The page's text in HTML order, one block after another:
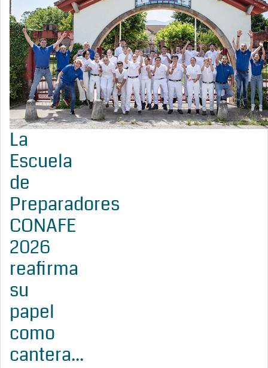
La
Escuela
de
Preparadores
CONAFE
2026
reafirma
su
papel
como
cantera...